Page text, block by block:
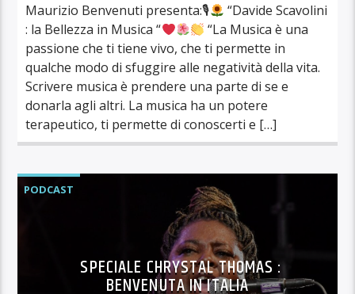
Maurizio Benvenuti presenta:🎙
“Davide Scavolini
: la Bellezza in Musica “
“La Musica è una
passione che ti tiene vivo, che ti permette in
qualche modo di sfuggire alle negatività della vita.
Scrivere musica è prendere una parte di se e
donarla agli altri. La musica ha un potere
terapeutico, ti permette di conoscerti e […]
PODCAST
SPECIALE CHRYSTAL THOMAS :
BENVENUTA IN ITALIA